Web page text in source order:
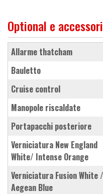
Optional e accessori
allarme thatcham
bauletto
cruise control
manopole riscaldate
portapacchi posteriore
verniciatura New England
White/ Intense Orange
verniciatura Fusion White /
Aegean Blue